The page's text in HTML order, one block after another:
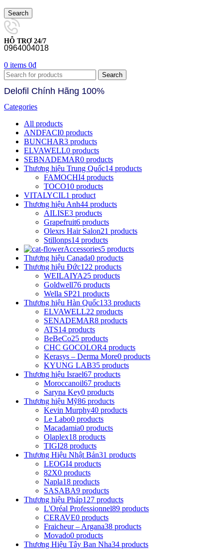
Search
HỖ TRỢ 24/7
0964004018
0 items 0₫
Search
Delofil Chính Hãng 100%
Categories
All products
ANDFACI0 products
BUNCHAR3 products
ELVAWELL0 products
SEBNADEMAR0 products
Thương hiệu Trung Quốc14 products
FAMOCHI4 products
TOCO10 products
VITALYCIL1 product
Thương hiệu Anh44 products
AILISE3 products
Grapefruit6 products
Olexrs Hair Salon21 products
Stillonps14 products
Accessories5 products
Thương hiệu Canada0 products
Thương hiệu Đức122 products
WEILAIYA25 products
Goldwell76 products
Wella SP21 products
Thương hiệu Hàn Quốc133 products
ELVAWELL22 products
SENADEMAR8 products
ATS14 products
BeBeCo25 products
CHC GOCOLOR4 products
Kerasys – Derma More0 products
KYUNG LAB35 products
Thương hiệu Israel67 products
Moroccanoil67 products
Saryna Key0 products
Thương hiệu Mỹ86 products
Kevin Murphy40 products
Le Labo0 products
Macadamia0 products
Olaplex18 products
TIGI28 products
Thương Hiệu Nhật Bản31 products
LEOGI4 products
82X0 products
Napla18 products
SASABA9 products
Thương hiệu Pháp127 products
L'Oréal Professionnel89 products
CERAVE0 products
Fraicheur – Argana38 products
Movado0 products
Thương Hiệu Tây Ban Nha34 products